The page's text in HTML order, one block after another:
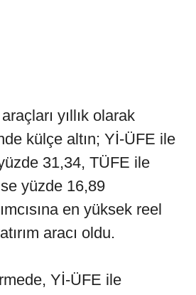
yıllık olarak
külçe altın; Yİ-ÜFE ile
31,34, TÜFE ile
yüzde 16,89
en yüksek reel
aracı oldu.
Yİ-ÜFE ile